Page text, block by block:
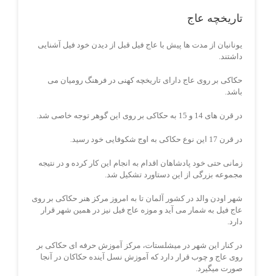
تاریخچه عاج
یونانیان از مدت ها پیش با عاج فیل قبل از دیدن خود فیل آشنایی
داشتند.
حکاکی بر روی عاج دارای تاریخچه کهنی در فرهنگ رومیان می
باشد.
در قرن های 14 و 15 به حکاکی بر روی این گوهر توجه خاصی شد.
در قرن 17 این نوع حکاکی به اوج شکوفایی خود رسید.
زمانی حتی خود پادشاهان اقدام به انجام این کار کرده و در نتیجه
مجموعه بزرگی از این دستاورد تشکیل شد.
شهر اودن والد در کشور آلمان تا به امروز مرکز هنر حکاکی بر روی
عاج فیل به شمار می آید و موزه عاج فیل نیز در همین شهر قرار
دارد.
در کنار این شهر در میشلستات، مرکز آموزش حرفه ای حکاکی بر
روی عاج و چوب قرار دارد که آموزش نسل آینده حکاکان در آنجا
صورت میگیرد.